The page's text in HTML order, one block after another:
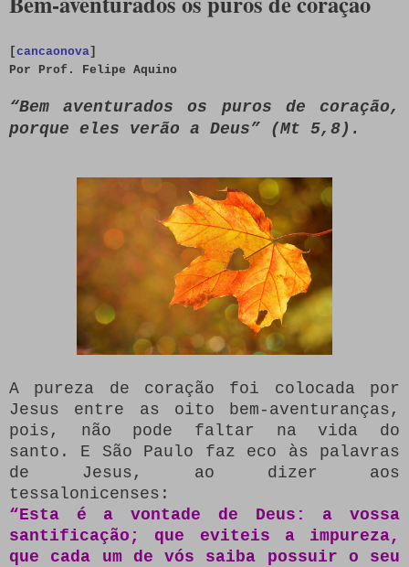
[cancaonova]
Por Prof. Felipe Aquino
“Bem aventurados os puros de coração,
porque eles verão a Deus” (Mt 5,8).
A pureza de coração foi colocada por
Jesus entre as oito bem-aventuranças,
pois, não pode faltar na vida do
santo. E São Paulo faz eco às palavras
de Jesus, ao dizer aos
tessalonicenses:
“Esta é a vontade de Deus: a vossa
santificação; que eviteis a impureza,
que cada um de vós saiba possuir o seu